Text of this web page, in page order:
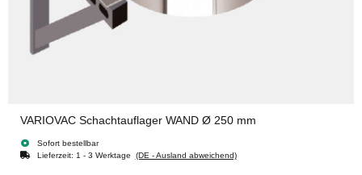
VARIOVAC Schachtauflager WAND Ø 250 mm
Sofort bestellbar
Lieferzeit: 1 - 3 Werktage (DE - Ausland abweichend)